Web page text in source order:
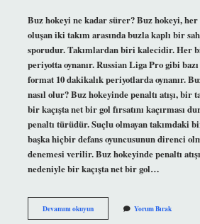
Buz hokeyi ne kadar sürer? Buz hokeyi,
oluşan iki takım arasında buzla kaplı bir
sporudur. Takımlardan biri kalecidir. Her
periyotta oynanır. Russian Liga Pro gibi
format 10 dakikalık periyotlarda oynanır.
nasıl olur? Buz hokeyinde penaltı atışı, bir
bir kaçışta net bir gol fırsatını kaçırması
penaltı türüdür. Suçlu olmayan takımdaki
başka hiçbir defans oyuncusunun direnci
denemesi verilir. Buz hokeyinde penaltı
nedeniyle bir kaçışta net bir gol…
Devamını okuyunBuz
Hokeyi
Yorum Bırak